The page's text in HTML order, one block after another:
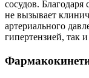
сосудов. Благодаря
не вызывает
артериального
гипертензией, так